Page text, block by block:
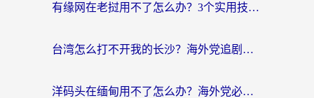
有缘网在老挝用不了怎么办？3个实用技巧解决海外访问国内服务难题
台湾怎么打不开我的长沙？海外党追剧看片、用环球时报不卡的实用指南
洋码头在缅甸用不了怎么办？海外党必备回国加速指南，解决追剧购物生活服务难题